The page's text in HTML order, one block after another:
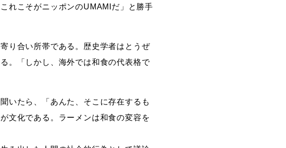
れこそがニッポンのUMAMIだ」と勝手
り合い所帯である。歴史学者はとうぜ
。「しかし、海外では和食の代表格で
いたら、「あんた、そこに存在するも
文化である。ラーメンは和食の変容を